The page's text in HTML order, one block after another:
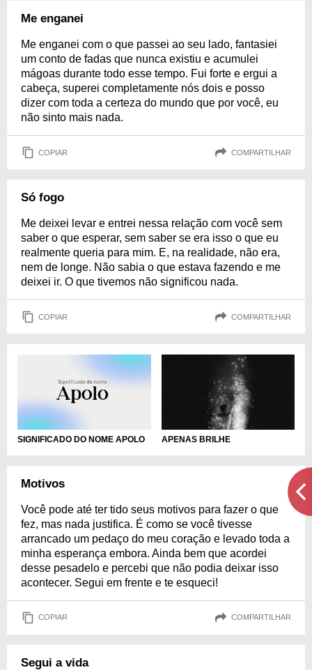
Me enganei
Me enganei com o que passei ao seu lado, fantasiei
um conto de fadas que nunca existiu e acumulei
mágoas durante todo esse tempo. Fui forte e ergui a
cabeça, superei completamente nós dois e posso
dizer com toda a certeza do mundo que por você, eu
não sinto mais nada.
COPIAR COMPARTILHAR
Só fogo
Me deixei levar e entrei nessa relação com você sem
saber o que esperar, sem saber se era isso o que eu
realmente queria para mim. E, na realidade, não era,
nem de longe. Não sabia o que estava fazendo e me
deixei ir. O que tivemos não significou nada.
COPIAR COMPARTILHAR
SIGNIFICADO DO NOME APOLO APENAS BRILHE
Motivos
Você pode até ter tido seus motivos para fazer o que
fez, mas nada justifica. É como se você tivesse
arrancado um pedaço do meu coração e levado toda a
minha esperança embora. Ainda bem que acordei
desse pesadelo e percebi que não podia deixar isso
acontecer. Segui em frente e te esqueci!
COPIAR COMPARTILHAR
Segui a vida